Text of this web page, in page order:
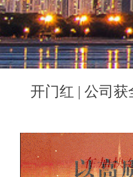
开门红 | 公司